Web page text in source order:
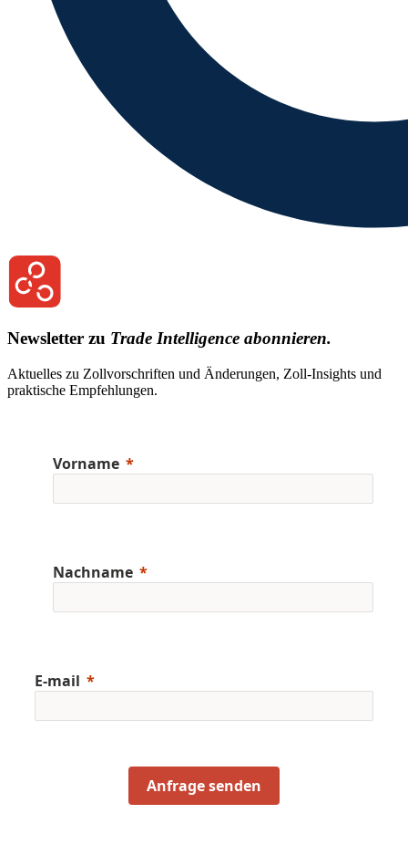
Newsletter zu Trade Intelligence abonnieren.
Aktuelles zu Zollvorschriften und Änderungen, Zoll-Insights und
praktische Empfehlungen.
Vorname
Nachname
E-mail
Anfrage senden